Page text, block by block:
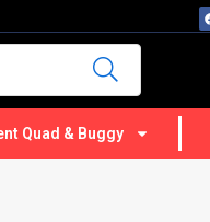
Quad & Buggy